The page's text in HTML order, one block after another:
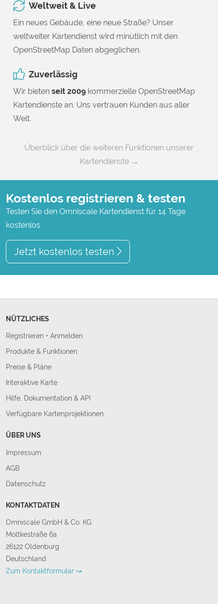
Weltweit & Live
Ein neues Gebäude, eine neue Straße? Unser
weltweiter Kartendienst wird minütlich mit den
OpenStreetMap Daten abgeglichen.
Zuverlässig
Wir bieten seit 2009 kommerzielle OpenStreetMap
Kartendienste an. Uns vertrauen Kunden aus aller
Welt.
Überblick über die weiteren Funktionen unserer
Kartendienste →
Kostenlos registrieren & testen
Testen Sie den Omniscale Kartendienst für 14 Tage
kostenlos
Jetzt kostenlos testen
NÜTZLICHES
Registrieren • Anmelden
Produkte & Funktionen
Preise & Pläne
Interaktive Karte
Hilfe, Dokumentation & API
Verfügbare Kartenprojektionen
ÜBER UNS
Impressum
AGB
Datenschutz
KONTAKTDATEN
Omniscale GmbH & Co. KG
Moltkestraße 6a
26122 Oldenburg
Deutschland
Zum Kontaktformular ↝